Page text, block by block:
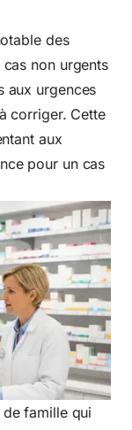
des
non urgents
aux urgences
corriger. Cette
aux
pour un cas
famille qui